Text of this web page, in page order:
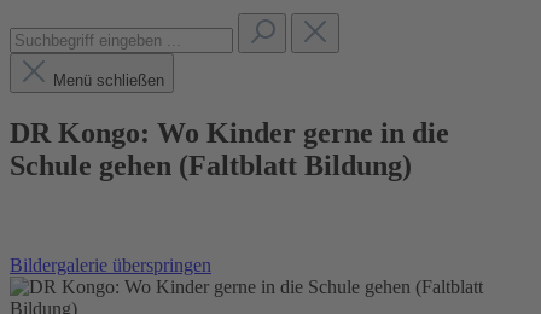
Menü schließen
DR Kongo: Wo Kinder gerne in die
Schule gehen (Faltblatt Bildung)
Bildergalerie überspringen